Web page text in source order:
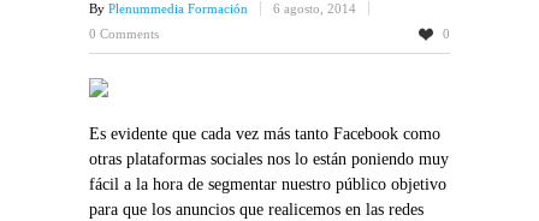
By Plenummedia Formación
6 agosto, 2014
0 Comments
0
Es evidente que cada vez más tanto Facebook como
otras plataformas sociales nos lo están poniendo muy
fácil a la hora de segmentar nuestro público objetivo
para que los anuncios que realicemos en las redes